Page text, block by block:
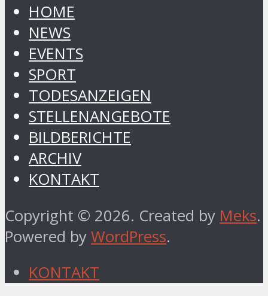
HOME
NEWS
EVENTS
SPORT
TODESANZEIGEN
STELLENANGEBOTE
BILDBERICHTE
ARCHIV
KONTAKT
Copyright © 2026. Created by Meks.
Powered by WordPress.
KONTAKT